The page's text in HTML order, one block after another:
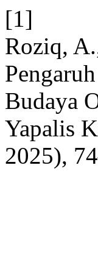
[1]
Roziq,
Budaya
Yapalis
2025),